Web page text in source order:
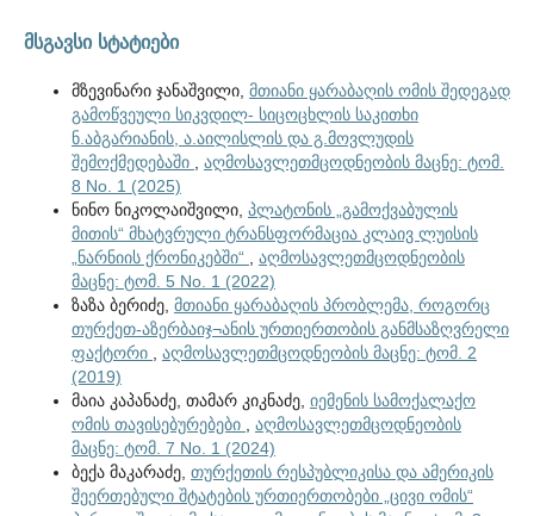
მსგავსი სტატიები
მზევინარი ჯანაშვილი, მთიანი ყარაბაღის ომის შედეგად
გამოწვეული სიკვდილ- სიცოცხლის საკითხი
ნ.აბგარიანის, ა.აილისლის და გ.მოვლუდის
შემოქმედებაში
აღმოსავლეთმცოდნეობის მაცნე: ტომ.
8 No. 1 (2025)
ნინო ნიკოლაიშვილი, პლატონის „გამოქვაბულის
მითის“ მხატვრული ტრანსფორმაცია კლაივ ლუისის
„ნარნიის ქრონიკებში“
აღმოსავლეთმცოდნეობის
მაცნე: ტომ. 5 No. 1 (2022)
ზაზა ბერიძე, მთიანი ყარაბაღის პრობლემა, როგორც
თურქეთ-აზერბაიჯ¬ანის ურთიერთობის განმსაზღვრელი
ფაქტორი
აღმოსავლეთმცოდნეობის მაცნე: ტომ. 2
(2019)
მაია კაპანაძე, თამარ კიკნაძე, იემენის სამოქალაქო
ომის თავისებურებები
აღმოსავლეთმცოდნეობის
მაცნე: ტომ. 7 No. 1 (2024)
ბექა მაკარაძე, თურქეთის რესპუბლიკისა და ამერიკის
შეერთებული შტატების ურთიერთობები „ცივი ომის“